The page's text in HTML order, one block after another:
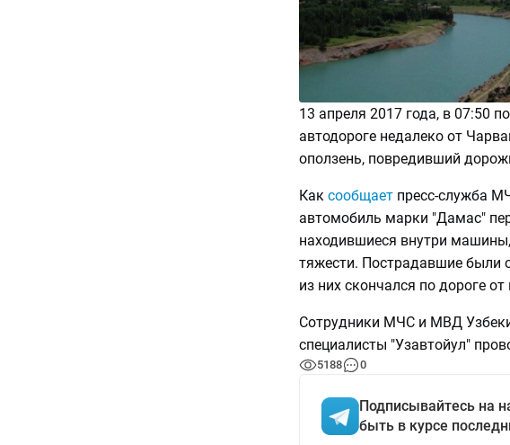
13 апреля 2017 года, в 07:50
автодороге недалеко от
оползень, повредивший
Как сообщаетпресс-служба
автомобиль марки "Дамас"
находившиеся внутри
тяжести. Пострадавшие были
из них скончался по дороге
Сотрудники МЧС и МВД
специалисты "Узавтойул"
5188 0
Подписывайтесь на
быть в курсе